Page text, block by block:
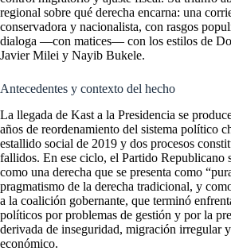
regional sobre qué derecha encarna: una
conservadora y nacionalista, con rasgos
dialoga —con matices— con los estilos de
Javier Milei y Nayib Bukele.
Antecedentes y contexto del hecho
La llegada de Kast a la Presidencia se
años de reordenamiento del sistema político
estallido social de 2019 y dos procesos
fallidos. En ese ciclo, el Partido Republicano
como una derecha que se presenta como
pragmatismo de la derecha tradicional, y
a la coalición gobernante, que terminó
políticos por problemas de gestión y por la
derivada de inseguridad, migración irregular
económico.